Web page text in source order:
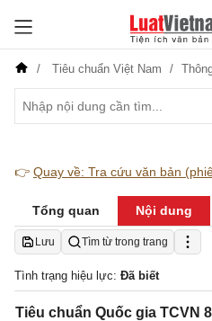
Tiêu chuẩn Việt Nam
👉 Quay về: Tra cứu văn bản
Tổng quan Nội dung
Lưu Tìm từ trong trang
Tình trạng hiệu lực: Đã biết
Tiêu chuẩn Quốc gia TCVN